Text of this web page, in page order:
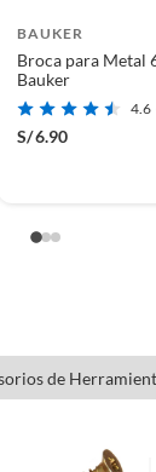
BAUKER
Broca para Metal
Bauker
4.6
S/6.90
de